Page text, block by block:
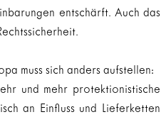
entschärft. Auch das
muss sich anders aufstellen:
und mehr protektionistische
an Einfluss und Lieferketten